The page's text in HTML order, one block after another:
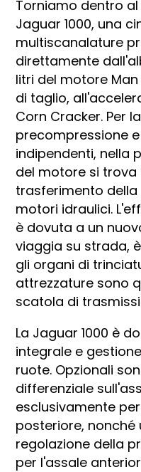
Torniamo dentro
Jaguar 1000, una
multiscanalature
direttamente
litri del motore
di taglio,
Corn Cracker. Per
precompressione
indipendenti, nella
del motore si
trasferimento
motori idraulici.
è dovuta a un
viaggia su strada,
gli organi di
attrezzature sono
scatola di
La Jaguar 1000 è
integrale e
ruote. Opzionali
differenziale
esclusivamente
posteriore, nonché
regolazione della
per l'assale